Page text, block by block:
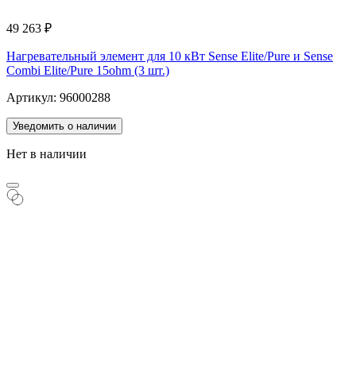
49 263 ₽
Нагревательный элемент для 10 кВт Sense Elite/Pure и Sense
Combi Elite/Pure 15ohm (3 шт.)
Артикул: 96000288
Уведомить о наличии
Нет в наличии